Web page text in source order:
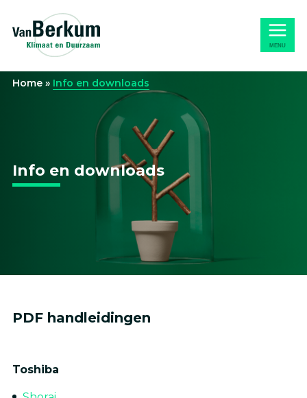
hoofdinhoud
Home
MENU
Home» Info en downloads
Info en downloads
PDF handleidingen
Toshiba